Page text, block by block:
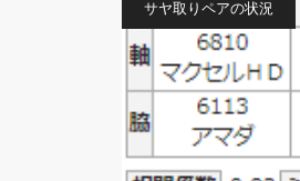
サヤ取りペアの状況